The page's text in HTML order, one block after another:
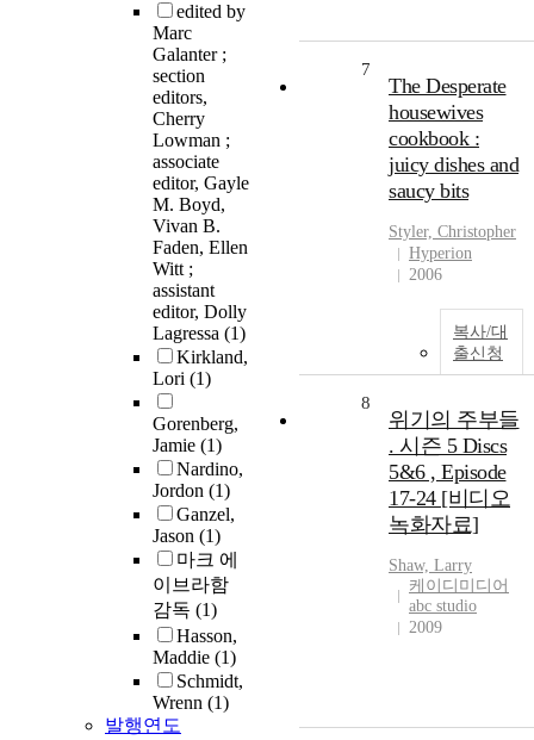
edited by
Marc
Galanter ;
section
editors,
Cherry
Lowman ;
associate
editor, Gayle
M. Boyd,
Vivan B.
Faden, Ellen
Witt ;
assistant
editor, Dolly
Lagressa (1)
Kirkland,
Lori (1)
Gorenberg,
Jamie (1)
Nardino,
Jordon (1)
Ganzel,
Jason (1)
마크 에
이브라함
감독 (1)
Hasson,
Maddie (1)
Schmidt,
Wrenn (1)
발행연도
7
The Desperate
housewives
cookbook :
juicy dishes and
saucy bits
Styler, Christopher
Hyperion
2006
복사/대
출신청
8
위기의 주부들
. 시즌 5 Discs
5&6 , Episode
17-24 [비디오
녹화자료]
Shaw, Larry
케이디미디어
abc studio
2009